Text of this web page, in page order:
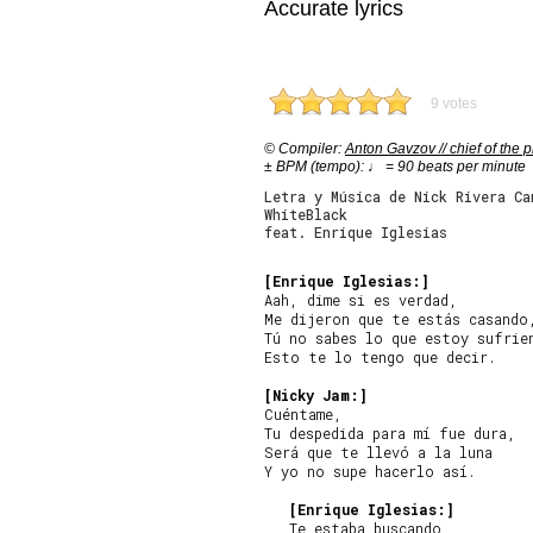
Accurate lyrics
9 votes
© Compiler:Anton Gavzov // chief of the
± BPM (tempo): ♩ = 90 beats per minute
Letra y Música de Nick Rivera
WhiteBlack
feat. Enrique Iglesias
[Enrique Iglesias:]
Aah, dime si es verdad,
Me dijeron que te estás
Tú no sabes lo que estoy
Esto te lo tengo que decir.
[Nicky Jam:]
Cuéntame,
Tu despedida para mí fue dura,
Será que te llevó a la luna
Y yo no supe hacerlo así.
[Enrique Iglesias:]
   Te estaba buscando,